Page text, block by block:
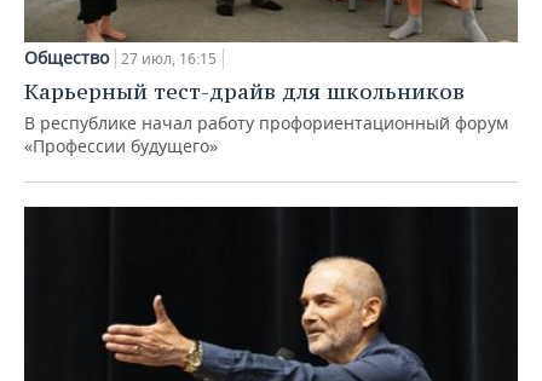
Общество 27 июл, 16:15
Карьерный тест-драйв для школьников
В республике начал работу профориентационный форум
«Профессии будущего»